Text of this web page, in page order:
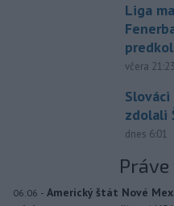
Liga
včera 21:23
zdolali
dnes 6:01
06:06 - Americký štát Nové